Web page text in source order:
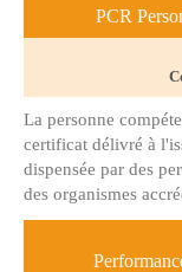
PCR
La personne
certificat délivré à
dispensée par des
des organismes